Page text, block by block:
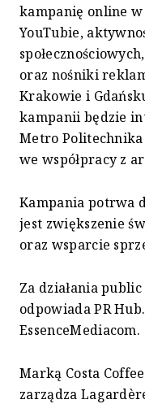
kampanię online w
YouTubie,
oraz nośniki
Krakowie i
kampanii będzie
Metro
we współpracy z
Kampania potrwa
jest zwiększenie
oraz wsparcie
Za działania
odpowiada PR
EssenceMediacom.
Marką Costa
zarządza